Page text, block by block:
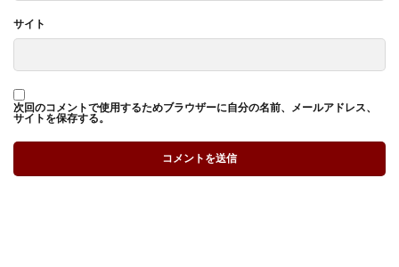
サイト
次回のコメントで使用するためブラウザーに自分の名前、メールアドレス、
サイトを保存する。